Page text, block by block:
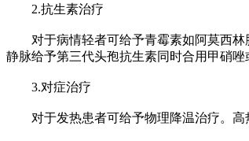
2.抗生素治疗
对于病情轻者可给予青霉素如阿莫西林
静脉给予第三代头孢抗生素同时合用甲硝
3.对症治疗
对于发热患者可给予物理降温治疗。高